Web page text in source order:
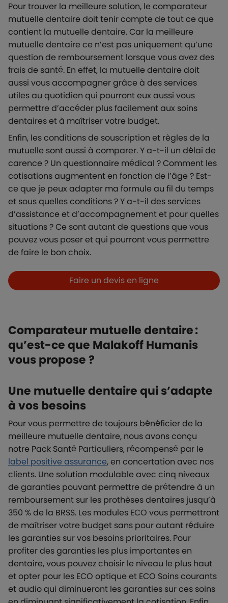
Pour trouver la meilleure solution, le comparateur
mutuelle dentaire doit tenir compte de tout ce que
contient la mutuelle dentaire. Car la meilleure
mutuelle dentaire ce n’est pas uniquement qu’une
question de remboursement lorsque vous avez des
frais de santé. En effet, la mutuelle dentaire doit
aussi vous accompagner grâce à des services
utiles au quotidien qui pourront eux aussi vous
permettre d’accéder plus facilement aux soins
dentaires et à maîtriser votre budget.
Enfin, les conditions de souscription et règles de la
mutuelle sont aussi à comparer. Y a-t-il un délai de
carence ? Un questionnaire médical ? Comment les
cotisations augmentent en fonction de l’âge ? Est-
ce que je peux adapter ma formule au fil du temps
et sous quelles conditions ? Y a-t-il des services
d’assistance et d’accompagnement et pour quelles
situations ? Ce sont autant de questions que vous
pouvez vous poser et qui pourront vous permettre
de faire le bon choix.
Boutons et liensFaire un devis en ligne
Comparateur mutuelle dentaire :
qu’est-ce que Malakoff Humanis
vous propose ?
Une mutuelle dentaire qui s’adapte
à vos besoins
Pour vous permettre de toujours bénéficier de la
meilleure mutuelle dentaire, nous avons conçu
notre Pack Santé Particuliers, récompensé par le
label positive assurance, en concertation avec nos
clients. Une solution modulable avec cinq niveaux
de garanties pouvant permettre de prétendre à un
remboursement sur les prothèses dentaires jusqu’à
350 % de la BRSS. Les modules ECO vous permettront
de maîtriser votre budget sans pour autant réduire
les garanties sur vos besoins prioritaires. Pour
profiter des garanties les plus importantes en
dentaire, vous pouvez choisir le niveau le plus haut
et opter pour les ECO optique et ECO Soins courants
et audio qui diminueront les garanties sur ces soins